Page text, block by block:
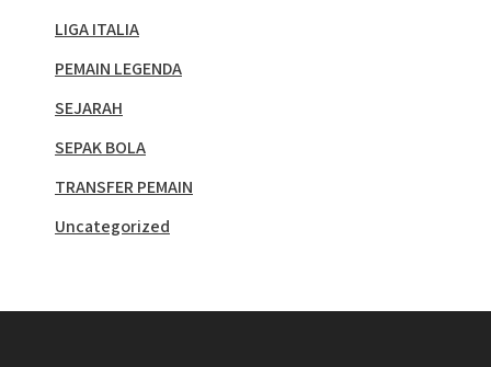
LIGA ITALIA
PEMAIN LEGENDA
SEJARAH
SEPAK BOLA
TRANSFER PEMAIN
Uncategorized